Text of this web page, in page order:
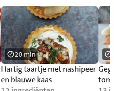
Hartig taartje met nashipeer
en blauwe kaas
20 min